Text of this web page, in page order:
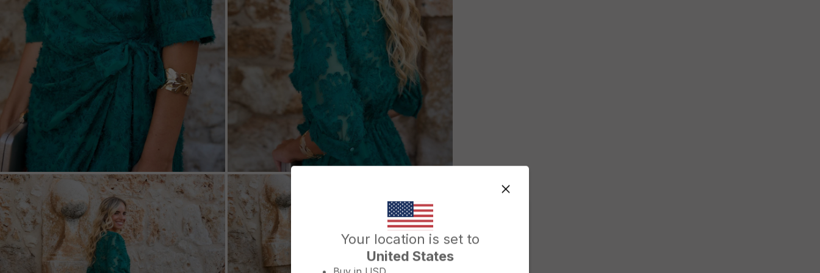
Your location is set to
United States
Change country/region
ZOOM